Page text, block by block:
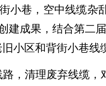
小巷，空中线缆
建成果，结合第二
小区和背街小巷
，清理废弃线缆